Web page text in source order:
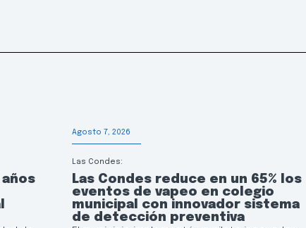
años
Agosto 7, 2026
Las Condes:
Las Condes reduce en un 65% los
eventos de vapeo en colegio
municipal con innovador sistema
de detección preventiva